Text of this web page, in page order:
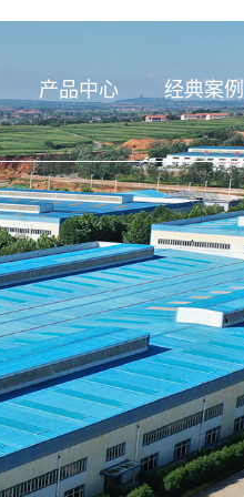
产品中心 经典案例